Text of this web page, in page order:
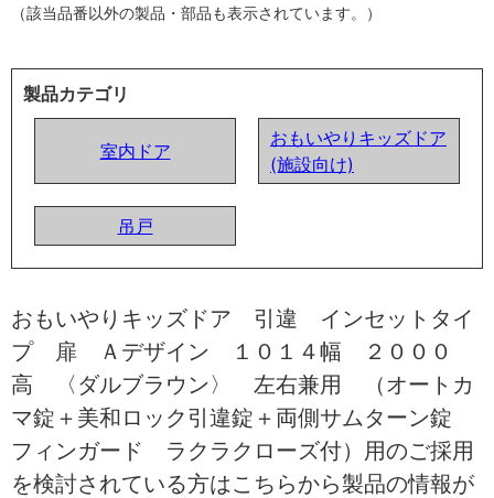
（該当品番以外の製品・部品も表示されています。）
製品カテゴリ
室内ドア
おもいやりキッズドア
(施設向け)
吊戸
おもいやりキッズドア 引違 インセットタイ
プ 扉 Ａデザイン １０１４幅 ２０００
高 〈ダルブラウン〉 左右兼用 （オートカ
マ錠＋美和ロック引違錠＋両側サムターン錠
フィンガード ラクラクローズ付）用のご採用
を検討されている方はこちらから製品の情報が